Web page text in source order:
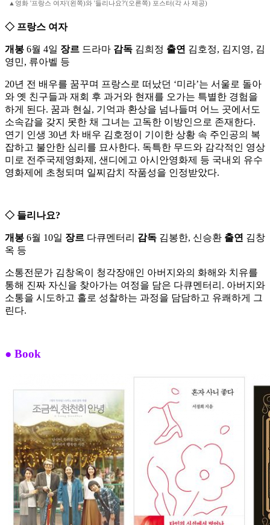
▲영화 '프랑스 여자'(왼쪽)와 '들리나요?'(오른쪽) 포스터(각 사 제공)
◇ 프랑스 여자
개봉 6월 4일 장르 드라마 감독 김희정 출연 김호정, 김지영, 김
영민, 류아벨 등
20년 전 배우를 꿈꾸며 프랑스로 떠났던 ‘미라’는 서울로 돌아
와 옛 친구들과 재회 후 과거와 현재를 오가는 특별한 경험을
하게 된다. 꿈과 현실, 기억과 환상을 넘나들며 어느 곳에서도
소속감을 갖지 못한 채 그녀는 고독한 이방인으로 존재한다.
연기 인생 30년 차 배우 김호정이 기이한 상황 속 주인공의 복
잡하고 불안한 심리를 묘사한다. 독특한 무드와 감각적인 영상
미로 전주국제영화제, 샌디에고 아시안영화제 등 국내외 유수
영화제에 초청되며 일찌감치 작품성을 인정받았다.
◇ 들리나요?
개봉 6월 10일 장르 다큐멘터리 감독 김봉한, 신승환 출연 김창
옥 등
소통전문가 김창옥이 청각장애인 아버지와의 화해와 치유를
통해 진짜 자신을 찾아가는 여정을 담은 다큐멘터리. 아버지와
소통을 시도하고 홀로 성찰하는 과정을 담담하고 유쾌하게 그
린다.
● Book